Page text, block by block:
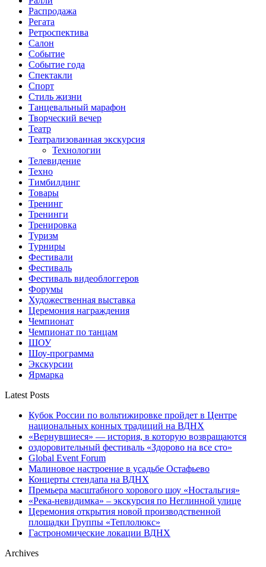
Распродажа
Регата
Ретроспектива
Салон
Событие
Событие года
Спектакли
Спорт
Стиль жизни
Танцевальный марафон
Творческий вечер
Театр
Театрализованная экскурсия
Технологии
Телевидение
Техно
Тимбилдинг
Товары
Тренинг
Тренинги
Тренировка
Туризм
Турниры
Фестивали
Фестиваль
Фестиваль видеоблоггеров
Форумы
Художественная выставка
Церемония награждения
Чемпионат
Чемпионат по танцам
ШОУ
Шоу-программа
Экскурсии
Ярмарка
Latest Posts
Кубок России по вольтижировке пройдет в Центре
национальных конных традиций на ВДНХ
«Вернувшиеся» — история, в которую возвращаются
оздоровительный фестиваль «Здорово на все сто»
Global Event Forum
Малиновое настроение в усадьбе Остафьево
Концерты стендапа на ВДНХ
Премьера масштабного хорового шоу «Ностальгия»
«Река-невидимка» – экскурсия по Неглинной улице
Церемония открытия новой производственной
площадки Группы «Теплолюкс»
Гастрономические локации ВДНХ
Archives